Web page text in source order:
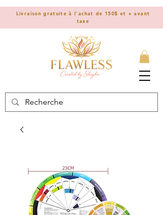
Livraison gratuite à l'achat de 150$ et + avant
taxe